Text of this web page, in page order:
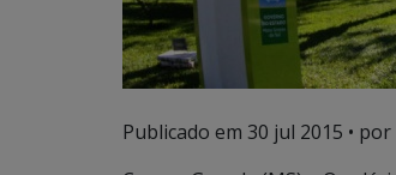
Publicado em 30 jul 2015 • por